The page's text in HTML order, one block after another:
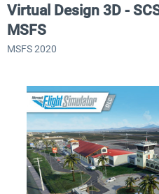
Virtual Design 3D -
MSFS
MSFS 2020